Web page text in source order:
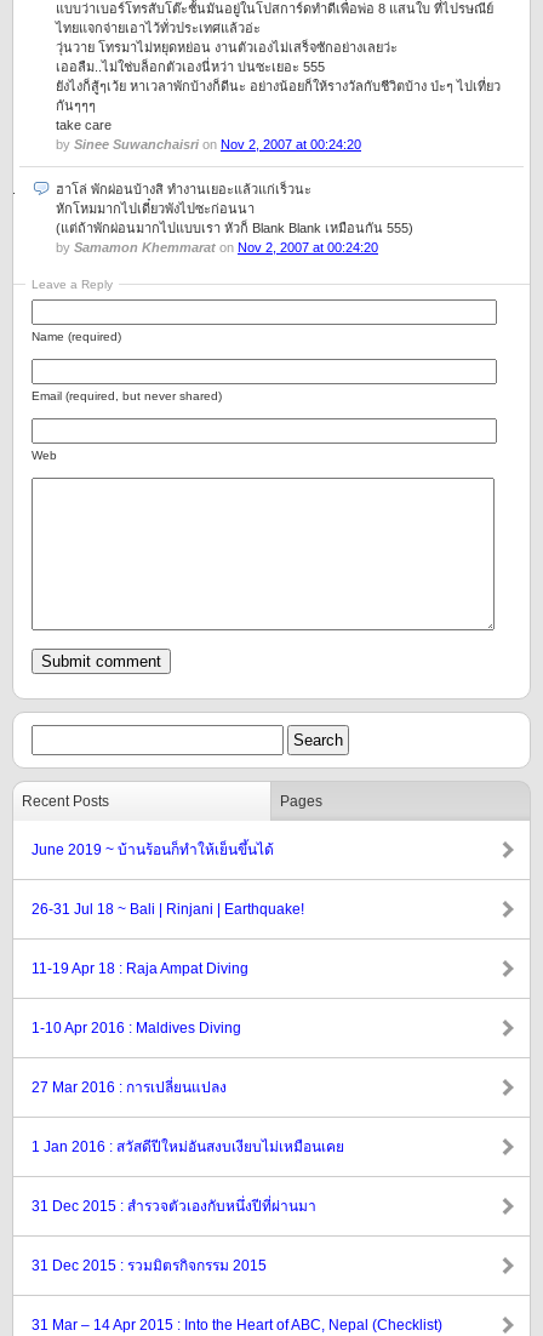
แบบว่าเบอร์โทรสับโต๊ะชั้นมันอยู่ในโปสการ์ดทำดีเพื่อพ่อ 8 แสนใบ ที่ไปรษณีย์
ไทยแจกจ่ายเอาไว้ทั่วประเทศแล้วอ่ะ
วุ่นวาย โทรมาไม่หยุดหย่อน งานตัวเองไม่เสร็จซักอย่างเลยว่ะ
เออลืม..ไม่ใช่บล็อกตัวเองนี่หว่า บ่นซะเยอะ 555
ยังไงก็สู้ๆเว้ย หาเวลาพักบ้างก็ดีนะ อย่างน้อยก็ให้รางวัลกับชีวิตบ้าง ป่ะๆ ไปเที่ยว
กันๆๆๆ
take care
by Sinee Suwanchais​ri on Nov 2, 2007 at 00:24:20
ฮาโล่ พักผ่อนบ้างสิ ทำงานเยอะแล้วแก่เร็วนะ
หักโหมมากไปเดี๋ยวพังไปซะก่อนนา
(แต่ถ้าพักผ่อนมากไปแบบเรา หัวก็ Blank Blank เหมือนกัน 555)
by Samamon Khemmarat on Nov 2, 2007 at 00:24:20
Leave a Reply
Name (required)
Email (required, but never shared)
Web
Recent Posts Pages
June 2019 ~ บ้านร้อนก็ทำให้เย็นขึ้นได้
26-31 Jul 18 ~ Bali | Rinjani | Earthquake!
11-19 Apr 18 : Raja Ampat Diving
1-10 Apr 2016 : Maldives Diving
27 Mar 2016 : การเปลี่ยนแปลง
1 Jan 2016 : สวัสดีปีใหม่อันสงบเงียบไม่เหมือนเคย
31 Dec 2015 : สำรวจตัวเองกับหนึ่งปีที่ผ่านมา
31 Dec 2015 : รวมมิตรกิจกรรม 2015
31 Mar – 14 Apr 2015 : Into the Heart of ABC, Nepal (Checklist)